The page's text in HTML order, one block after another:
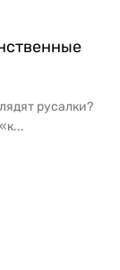
русалки?